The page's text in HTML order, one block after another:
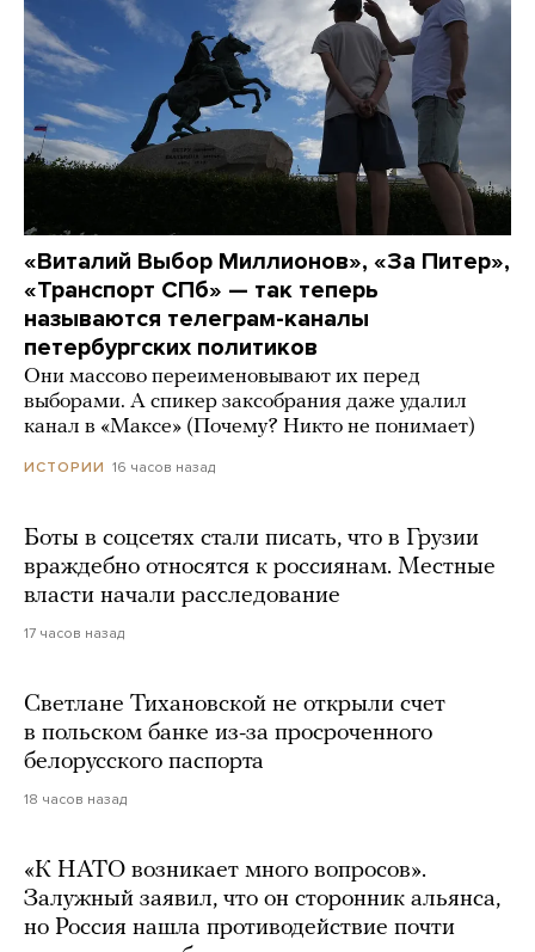
«Виталий Выбор Миллионов», «За Питер»,
«Транспорт СПб» — так теперь
называются телеграм-каналы
петербургских политиков
Они массово переименовывают их перед
выборами. А спикер заксобрания даже удалил
канал в «Максе» (Почему? Никто не понимает)
ИСТОРИИ 16 часов назад
Боты в соцсетях стали писать, что в Грузии
враждебно относятся к россиянам. Местные
власти начали расследование
17 часов назад
Светлане Тихановской не открыли счет
в польском банке из-за просроченного
белорусского паспорта
18 часов назад
«К НАТО возникает много вопросов».
Залужный заявил, что он сторонник альянса,
но Россия нашла противодействие почти